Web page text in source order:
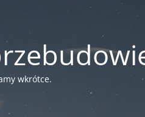
wkrótce.